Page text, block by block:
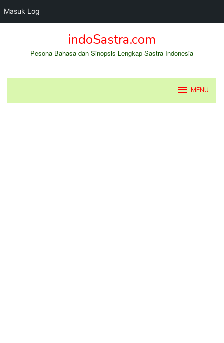
Masuk Log
indoSastra.com
Pesona Bahasa dan Sinopsis Lengkap Sastra Indonesia
MENU